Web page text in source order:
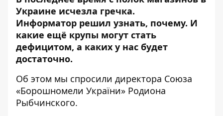
Украине исчезла гречка.
Информатор решил узнать, почему. И
какие ещё крупы могут стать
дефицитом, а каких у нас будет
достаточно.
Об этом мы спросили директора Союза
«Борошномели України» Родиона
Рыбчинского.